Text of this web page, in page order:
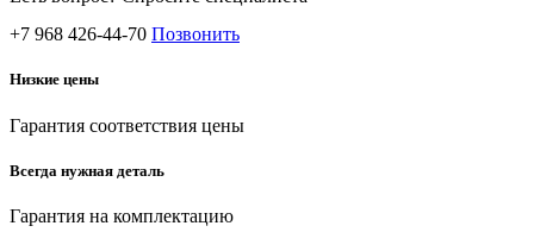
+7 968 426-44-70 Позвонить
Низкие цены
Гарантия соответствия цены
Всегда нужная деталь
Гарантия на комплектацию